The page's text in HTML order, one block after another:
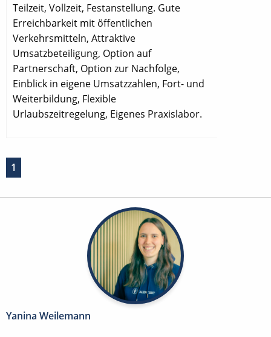
Teilzeit, Vollzeit, Festanstellung. Gute
Erreichbarkeit mit öffentlichen
Verkehrsmitteln, Attraktive
Umsatzbeteiligung, Option auf
Partnerschaft, Option zur Nachfolge,
Einblick in eigene Umsatzzahlen, Fort- und
Weiterbildung, Flexible
Urlaubszeitregelung, Eigenes Praxislabor.
1
Yanina Weilemann